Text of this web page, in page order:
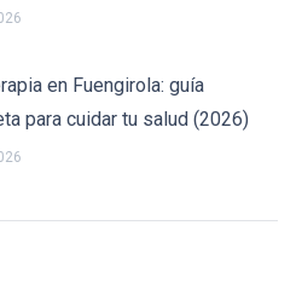
en Fuengirola: guía
para cuidar tu salud (2026)